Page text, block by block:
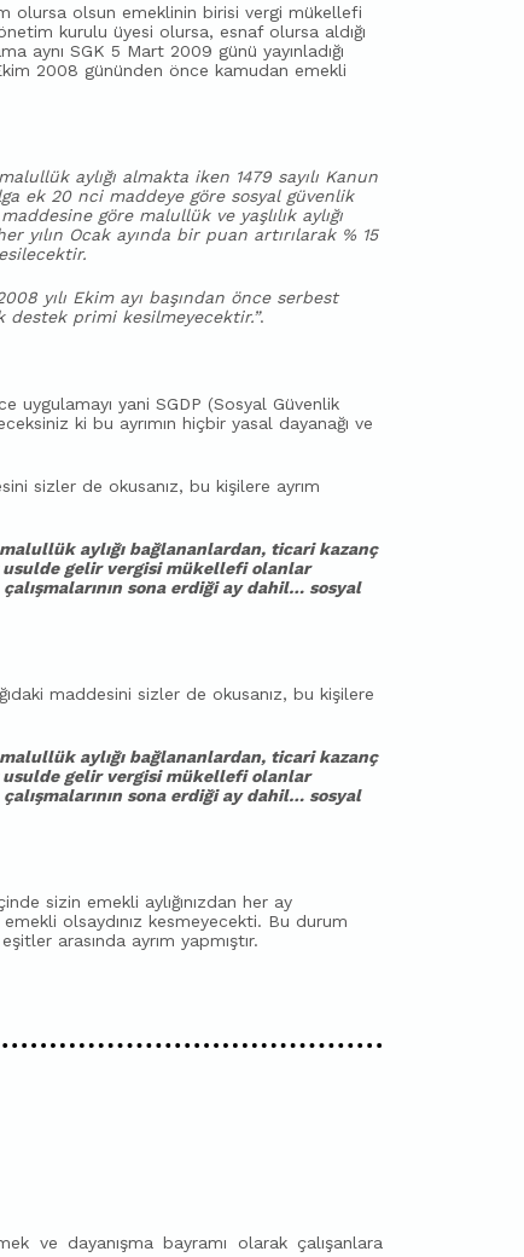
olursa olsun emeklinin birisi vergi mükellefi
kurulu üyesi olursa, esnaf olursa aldığı
aynı SGK 5 Mart 2009 günü yayınladığı
2008 gününden önce kamudan emekli
aylığı almakta iken 1479 sayılı Kanun
ek 20 nci maddeye göre sosyal güvenlik
göre malullük ve yaşlılık aylığı
yılın Ocak ayında bir puan artırılarak % 15
yılı Ekim ayı başından önce serbest
destek primi kesilmeyecektir.”.
uygulamayı yani SGDP (Sosyal Güvenlik
ki bu ayrımın hiçbir yasal dayanağı ve
sizler de okusanız, bu kişilere ayrım
aylığı bağlananlardan, ticari kazanç
usulde gelir vergisi mükellefi olanlar
sona erdiği ay dahil… sosyal
maddesini sizler de okusanız, bu kişilere
aylığı bağlananlardan, ticari kazanç
usulde gelir vergisi mükellefi olanlar
sona erdiği ay dahil… sosyal
sizin emekli aylığınızdan her ay
olsaydınız kesmeyecekti. Bu durum
arasında ayrım yapmıştır.
ve dayanışma bayramı olarak çalışanlara